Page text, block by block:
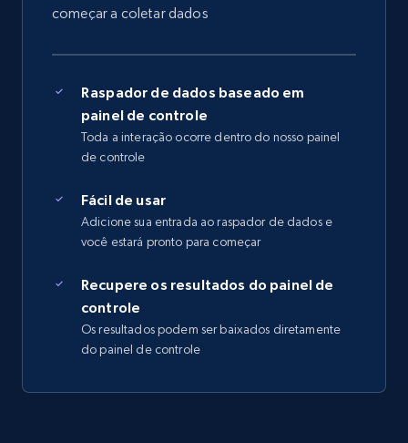
começar a coletar dados
Raspador de dados baseado em
painel de controle
Toda a interação ocorre dentro do nosso painel
de controle
Fácil de usar
Adicione sua entrada ao raspador de dados e
você estará pronto para começar
Recupere os resultados do painel de
controle
Os resultados podem ser baixados diretamente
do painel de controle